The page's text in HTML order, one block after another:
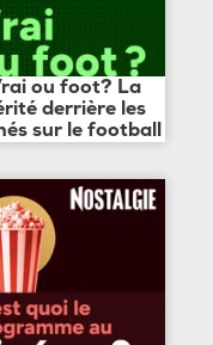
ou foot? La
derrière les
sur le football